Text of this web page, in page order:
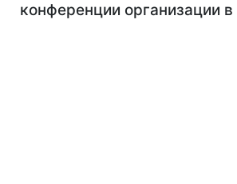
конференции организации